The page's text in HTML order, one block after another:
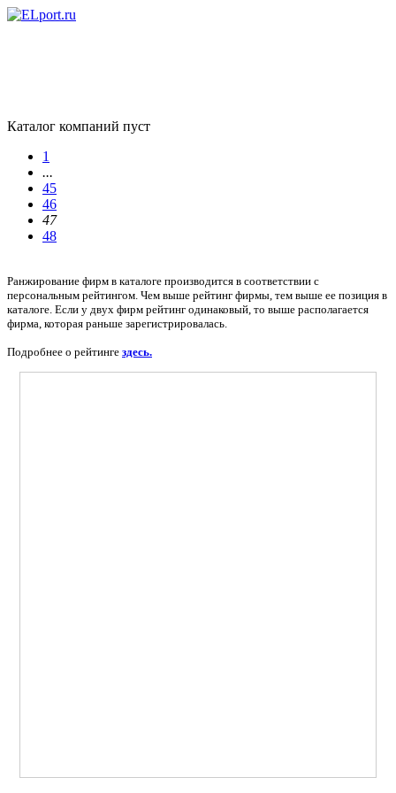
Каталог компаний пуст
1
...
45
46
47
48
Ранжирование фирм в каталоге производится в соответствии с
персональным рейтингом. Чем выше рейтинг фирмы, тем выше ее позиция в
каталоге. Если у двух фирм рейтинг одинаковый, то выше располагается
фирма, которая раньше зарегистрировалась.
Подробнее о рейтинге здесь.